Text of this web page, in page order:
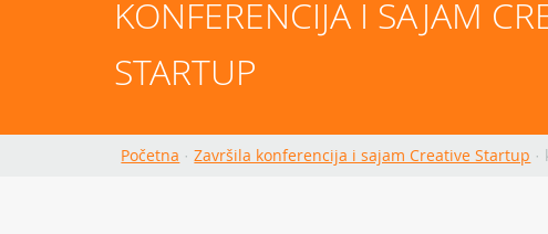
KONFERENCIJA I SAJAM
STARTUP
Početna ·Završila konferencija i sajam Creative Startup ·